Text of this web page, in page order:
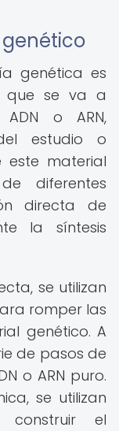
genética es
que se va a
o ARN,
estudio o
este material
diferentes
directa de
la síntesis
se utilizan
romper las
genético. A
de pasos de
o ARN puro.
se utilizan
construir el